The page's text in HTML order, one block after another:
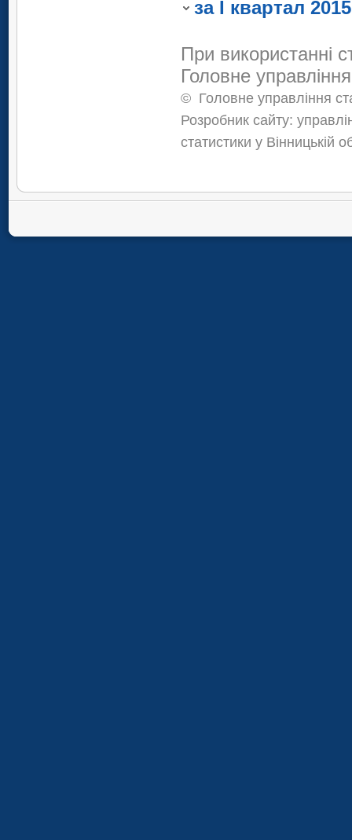
за І квартал
При використанні
Головне
© Головне управління
Розробник сайту:
статистики у Вінницькій